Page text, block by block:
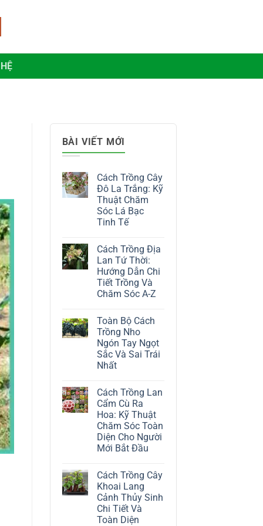
BÀI VIẾT MỚI
Cách Trồng Cây
Đô La Trắng: Kỹ
Thuật Chăm
Sóc Lá Bạc
Tinh Tế
bình
luận
ở
Cách
Trồng
Cây
Đô
Kỹ
Thuật
Chăm
Sóc
Lá
Bạc
Tinh
Cách Trồng Địa
Lan Tứ Thời:
Hướng Dẫn Chi
Tiết Trồng Và
Chăm Sóc A-Z
bình
luận
Cách
Trồng
Địa
Lan
Hướng
Dẫn
Chi
Tiết
Trồng
Và
Chăm
Sóc
A-
Toàn Bộ Cách
Trồng Nho
Ngón Tay Ngọt
Sắc Và Sai Trái
Nhất
bình
luận
ở
Toàn
Bộ
Cách
Trồng
Nho
Ngón
Sắc
Và
Sai
Trái
Nhất
Cách Trồng Lan
Cẩm Cù Ra
Hoa: Kỹ Thuật
Chăm Sóc Toàn
Diện Cho Người
Mới Bắt Đầu
bình
luận
ở
Cách
Trồng
Lan
Cẩm
Cách Trồng Cây
Khoai Lang
Cảnh Thủy Sinh
Chi Tiết Và
Toàn Diện